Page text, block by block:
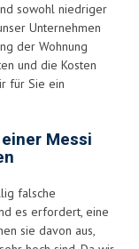
sowohl niedriger
Unternehmen
der Wohnung
und die Kosten
für Sie ein
Messi
falsche
es erfordert, eine
sie davon aus,